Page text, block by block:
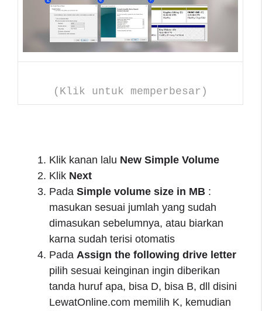
(Klik untuk memperbesar)
Klik kanan lalu New Simple Volume
Klik Next
Pada Simple volume size in MB :
masukan sesuai jumlah yang sudah
dimasukan sebelumnya, atau biarkan
karna sudah terisi otomatis
Pada Assign the following drive letter
pilih sesuai keinginan ingin diberikan
tanda huruf apa, bisa D, bisa B, dll disini
LewatOnline.com memilih K, kemudian